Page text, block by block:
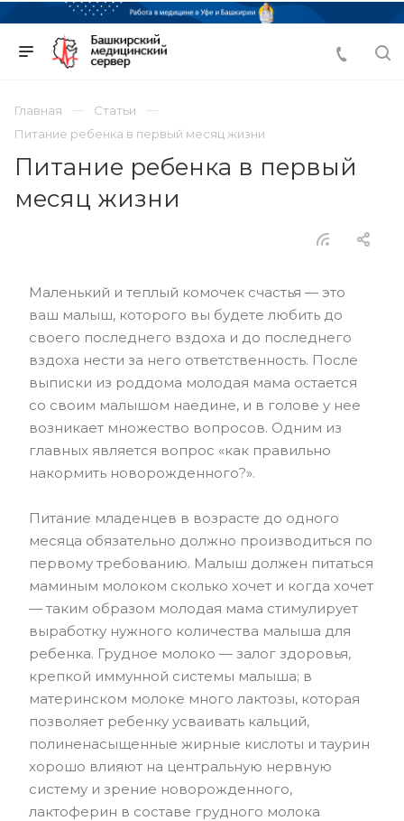
Главная
Статьи
Питание ребенка в первый месяц жизни
Питание ребенка в первый
месяц жизни
Маленький и теплый комочек счастья — это
ваш малыш, которого вы будете любить до
своего последнего вздоха и до последнего
вздоха нести за него ответственность. После
выписки из роддома молодая мама остается
со своим малышом наедине, и в голове у нее
возникает множество вопросов. Одним из
главных является вопрос «как правильно
накормить новорожденного?».
Питание младенцев в возрасте до одного
месяца обязательно должно производиться по
первому требованию. Малыш должен питаться
маминым молоком сколько хочет и когда хочет
— таким образом молодая мама стимулирует
выработку нужного количества малыша для
ребенка. Грудное молоко — залог здоровья,
крепкой иммунной системы малыша; в
материнском молоке много лактозы, которая
позволяет ребенку усваивать кальций,
полиненасыщенные жирные кислоты и таурин
хорошо влияют на центральную нервную
систему и зрение новорожденного,
лактоферин в составе грудного молока